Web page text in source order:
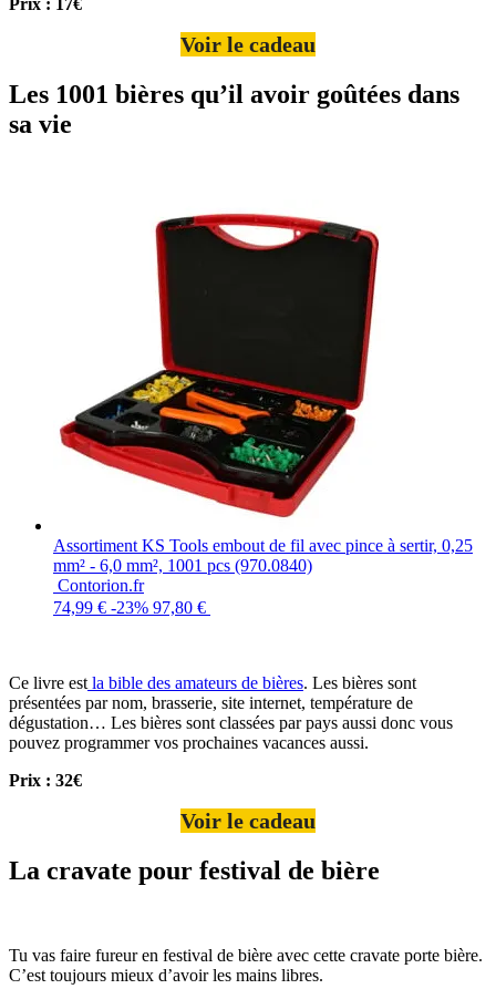
Prix : 17€
Voir le cadeau
Les 1001 bières qu’il avoir goûtées dans
sa vie
Assortiment KS Tools embout de fil avec pince à sertir, 0,25
mm² - 6,0 mm², 1001 pcs (970.0840)
Contorion.fr
74,99 € -23% 97,80 €
Ce livre est la bible des amateurs de bières. Les bières sont
présentées par nom, brasserie, site internet, température de
dégustation… Les bières sont classées par pays aussi donc vous
pouvez programmer vos prochaines vacances aussi.
Prix : 32€
Voir le cadeau
La cravate pour festival de bière
Tu vas faire fureur en festival de bière avec cette cravate porte bière.
C’est toujours mieux d’avoir les mains libres.